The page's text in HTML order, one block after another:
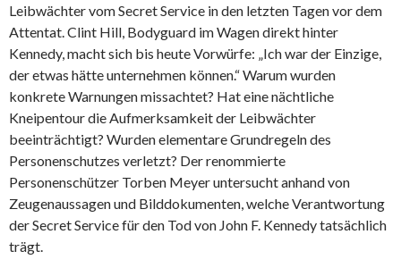
Leibwächter vom Secret Service in den letzten Tagen vor dem
Attentat. Clint Hill, Bodyguard im Wagen direkt hinter
Kennedy, macht sich bis heute Vorwürfe: „Ich war der Einzige,
der etwas hätteunternehmen können.“ Warum wurden
konkrete Warnungen missachtet? Hat eine nächtliche
Kneipentour die Aufmerksamkeit der Leibwächter
beeinträchtigt? Wurden elementare Grundregeln des
Personenschutzes verletzt? Der renommierte
Personenschützer Torben Meyer untersucht anhand von
Zeugenaussagen und Bilddokumenten, welche Verantwortung
der Secret Service für den Tod von John F. Kennedy tatsächlich
trägt.